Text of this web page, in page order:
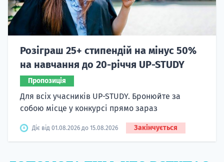
Розіграш 25+ стипендій на мінус 50%
на навчання до 20-річчя UP-STUDY
Пропозиція
Для всіх учасників UP-STUDY. Бронюйте за
собою місце у конкурсі прямо зараз
Діє від 01.08.2026 до 15.08.2026 Закінчується